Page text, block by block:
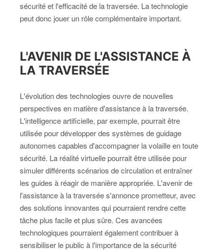
sécurité et l'efficacité de la traversée. La technologie
peut donc jouer un rôle complémentaire important.
L'AVENIR DE L'ASSISTANCE À
LA TRAVERSÉE
L'évolution des technologies ouvre de nouvelles
perspectives en matière d'assistance à la traversée.
L'intelligence artificielle, par exemple, pourrait être
utilisée pour développer des systèmes de guidage
autonomes capables d'accompagner la volaille en toute
sécurité. La réalité virtuelle pourrait être utilisée pour
simuler différents scénarios de circulation et entraîner
les guides à réagir de manière appropriée. L'avenir de
l'assistance à la traversée s'annonce prometteur, avec
des solutions innovantes qui pourraient rendre cette
tâche plus facile et plus sûre. Ces avancées
technologiques pourraient également contribuer à
sensibiliser le public à l'importance de la sécurité